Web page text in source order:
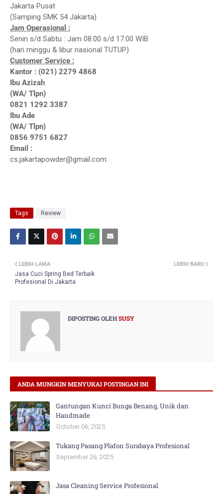
Jakarta Pusat
(Samping SMK 54 Jakarta)
Jam Operasional :
Senin s/d Sabtu : Jam 08.00 s/d 17.00 WIB
(hari minggu & libur nasional TUTUP)
Customer Service :
Kantor : (021) 2279 4868
Ibu Azizah
(WA/ Tlpn)
0821 1292 3387
Ibu Ade
(WA/ Tlpn)
0856 9751 6827
Email :
cs.jakartapowder@gmail.com
Tags Review
LEBIH BARU
LEBIH LAMA
Jasa Cuci Spring Bed Terbaik
Profesional Di Jakarta
DIPOSTING OLEHSUSY
ANDA MUNGKIN MENYUKAI POSTINGAN INI
Gantungan Kunci Bunga Benang, Unik dan
Handmade
October 06, 2025
Tukang Pasang Plafon Surabaya Profesional
September 26, 2025
Jasa Cleaning Service Profesional